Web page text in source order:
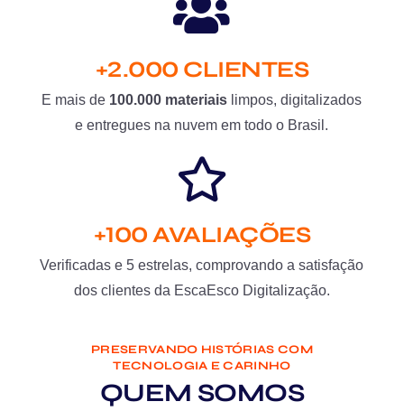
+2.000 CLIENTES
E mais de 100.000 materiais limpos, digitalizados
e entregues na nuvem em todo o Brasil.
+100 AVALIAÇÕES
Verificadas e 5 estrelas, comprovando a satisfação
dos clientes da EscaEsco Digitalização.
PRESERVANDO HISTÓRIAS COM
TECNOLOGIA E CARINHO
QUEM SOMOS